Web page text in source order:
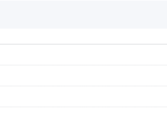
作詞者：御徒町 凧
作詞者：御徒町 凧